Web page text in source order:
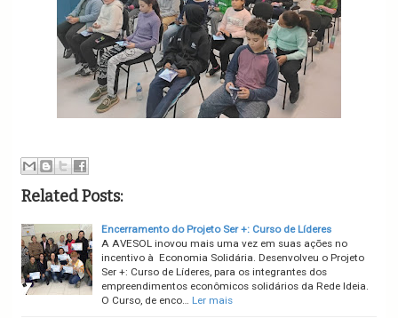
Related Posts:
Encerramento do Projeto Ser +: Curso de Líderes
A AVESOL inovou mais uma vez em suas ações no
incentivo à Economia Solidária. Desenvolveu o Projeto
Ser +: Curso de Líderes, para os integrantes dos
empreendimentos econômicos solidários da Rede Ideia.
O Curso, de enco… Ler mais